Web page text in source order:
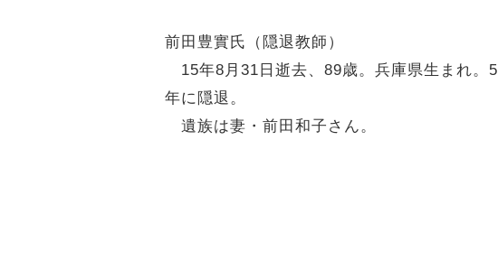
前田豊實氏（隠退教師）
15年8月31日逝去、89歳。兵庫県生まれ。
年に隠退。
遺族は妻・前田和子さん。